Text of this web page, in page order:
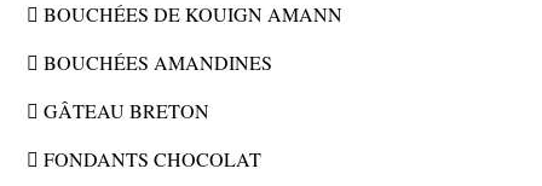
 BOUCHÉES DE KOUIGN AMANN
 BOUCHÉES AMANDINES
 GÂTEAU BRETON
 FONDANTS CHOCOLAT